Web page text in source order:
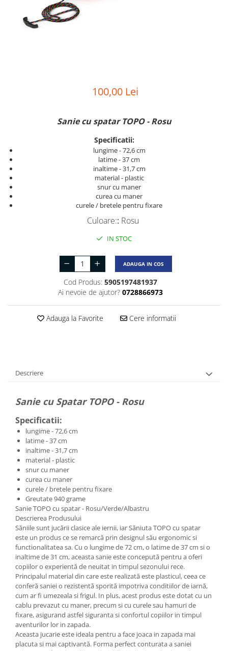
100,00 Lei
Sanie cu spatar TOPO - Rosu
Specificatii:
lungime - 72,6 cm
latime - 37 cm
inaltime - 31,7 cm
material - plastic
snur cu maner
curea cu maner
curele / bretele pentru fixare
Culoare:: Rosu
IN STOC
ADAUGA IN COS
Cod Produs: 5905197481937
Ai nevoie de ajutor? 0728866973
Adauga la Favorite Cere informatii
Descriere
Sanie cu Spatar TOPO - Rosu
Specificatii:
lungime - 72,6 cm
latime - 37 cm
inaltime - 31,7 cm
material - plastic
snur cu maner
curea cu maner
curele / bretele pentru fixare
Greutate 940 grame
Sanie TOPO cu spatar - Rosu/Verde/Albastru
Descrierea Produsului
Săniile sunt jucării clasice ale iernii, iar Săniuta TOPO cu spatar
este un produs ce se remarcă prin designul său ergonomic si
functionalitatea sa. Cu o lungime de 72 cm, o latime de 37 cm si o
inaltime de 31 cm, aceasta sanie este concepută pentru a oferi
copiilor o experientă de neuitat in timpul sezonului rece.
Principalul material din care este realizată este plasticul, ceea ce
conferă saniei o rezistentă sporită impotriva conditiilor de iarnă,
cum ar fi umezeala si frigul. In plus, acest produs este dotat cu un
cablu prevazut cu maner, precum si cu curele sau hamuri de
fixare, asigurand astfel siguranta si confortul copiilor in timpul
aventurilor lor in zapada.
Aceasta jucarie este ideala pentru a face joaca in zapada mai
placuta si mai captivantă. Forma perfect conturata a saniei